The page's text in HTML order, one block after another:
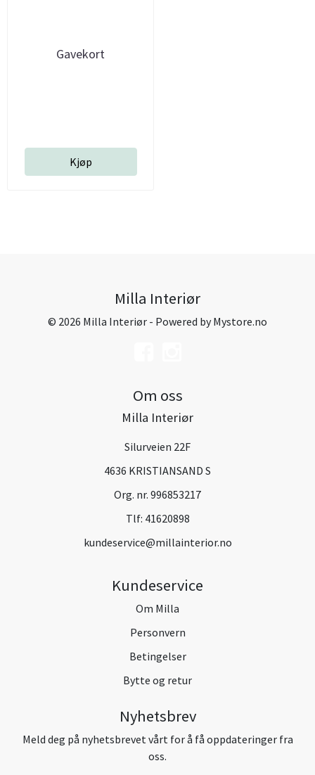
Gavekort
Kjøp
Milla Interiør
© 2026 Milla Interiør - Powered byMystore.no
Om oss
Milla Interiør
Silurveien 22F
4636 KRISTIANSAND S
Org. nr. 996853217
Tlf: 41620898
kundeservice@millainterior.no
Kundeservice
Om Milla
Personvern
Betingelser
Bytte og retur
Nyhetsbrev
Meld deg på nyhetsbrevet vårt for å få oppdateringer fra
oss.